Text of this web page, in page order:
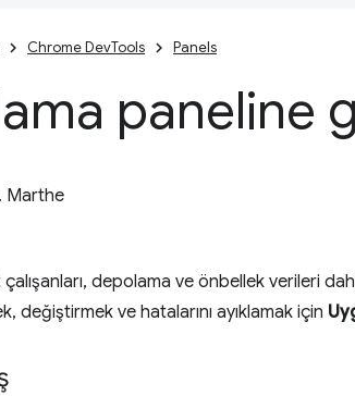
Chrome DevTools Panels
paneline
Marthe
depolama ve önbellek verileri
değiştirmek ve hatalarını ayıklamak için